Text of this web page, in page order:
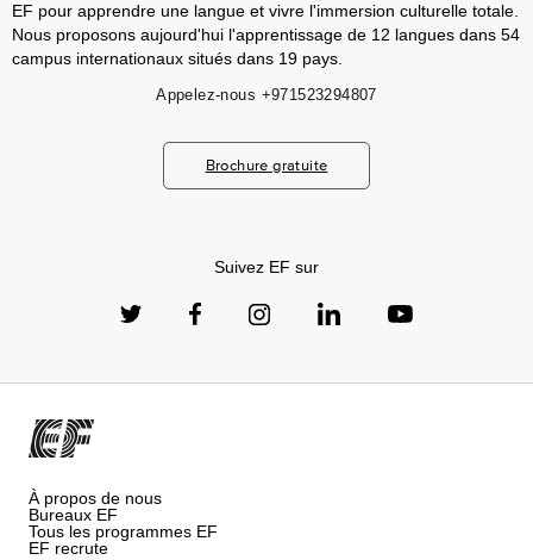
EF pour apprendre une langue et vivre l'immersion culturelle totale.
Nous proposons aujourd'hui l'apprentissage de 12 langues dans 54
campus internationaux situés dans 19 pays.
Appelez-nous +971523294807
Brochure gratuite
Suivez EF sur
À propos de nous
Bureaux EF
Tous les programmes EF
EF recrute